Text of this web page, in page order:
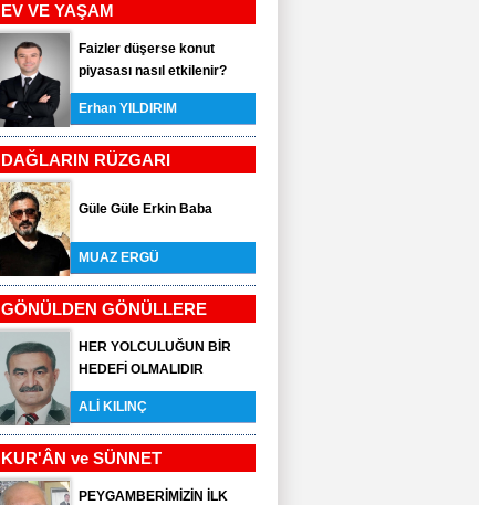
EV VE YAŞAM
Faizler düşerse konut
piyasası nasıl etkilenir?
Erhan YILDIRIM
DAĞLARIN RÜZGARI
Güle Güle Erkin Baba
MUAZ ERGÜ
GÖNÜLDEN GÖNÜLLERE
HER YOLCULUĞUN BİR
HEDEFİ OLMALIDIR
ALİ KILINÇ
KUR'ÂN ve SÜNNET
PEYGAMBERİMİZİN İLK